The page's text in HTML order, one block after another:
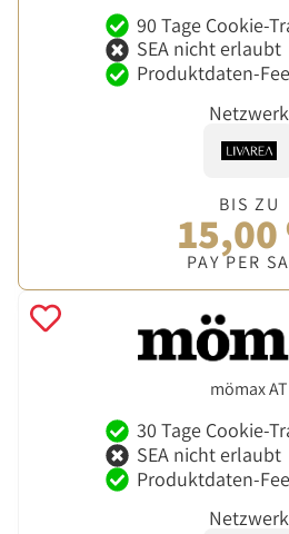
90 Tage Cookie-
SEA nicht erlaubt
Produktdaten-
Netzwerk
BIS ZU
15,00
PAY PER
mömax AT
30 Tage Cookie-
SEA nicht erlaubt
Produktdaten-
Netzwerk